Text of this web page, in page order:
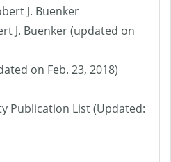
J. Buenker
J. Buenker (updated on
on Feb. 23, 2018)
Publication List (Updated: